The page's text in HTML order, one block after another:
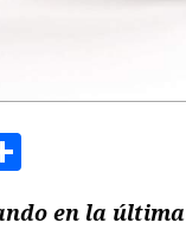
en la